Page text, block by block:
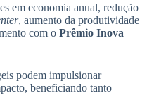
em economia anual, redução
, aumento da produtividade
com o Prêmio Inova
podem impulsionar
beneficiando tanto